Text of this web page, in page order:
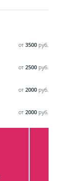
от 3500руб.
от 2500руб.
от 2000руб.
от 2000руб.